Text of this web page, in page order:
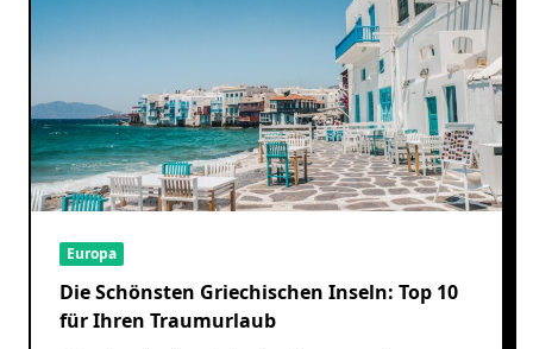
Europa
Die Schönsten Griechischen Inseln: Top 10
für Ihren Traumurlaub